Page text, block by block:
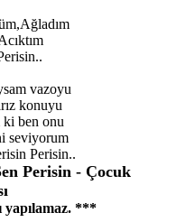
vazoyu
konuyu
ki ben onu
seviyorum
Perisin..
Perisin - Çocuk
yapılamaz. ***